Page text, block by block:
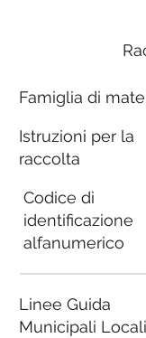
Famiglia di
Istruzioni per la
raccolta
Codice di
identificazione
alfanumerico
Linee Guida
Municipali Locali